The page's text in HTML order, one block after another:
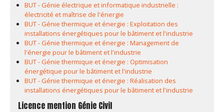
BUT - Génie électrique et informatique industrielle :
électricité et maîtrise de l'énergie
BUT - Génie thermique et énergie : Exploitation des
installations énergétiques pour le bâtiment et l'industrie
BUT - Génie thermique et énergie : Management de
l'énergie pour le bâtiment et l'industrie
BUT - Génie thermique et énergie : Optimisation
énergétique pour le bâtiment et l'industrie
BUT - Génie thermique et énergie : Réalisation des
installations énergétiques pour le bâtiment et l'industrie
Licence mention Génie Civil